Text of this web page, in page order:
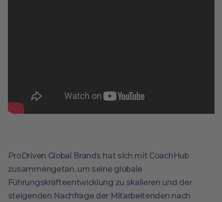
ProDriven Global Brands hat sich mit CoachHub
zusammengetan, um seine globale
Führungskräfteentwicklung zu skalieren und der
steigenden Nachfrage der Mitarbeitenden nach